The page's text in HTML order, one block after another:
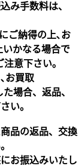
み手数料は、
ご納得の上､お
いかなる場合で
注意下さい｡
お買取
場合、返品、
い。
品の返品、交換
お振込みいたし